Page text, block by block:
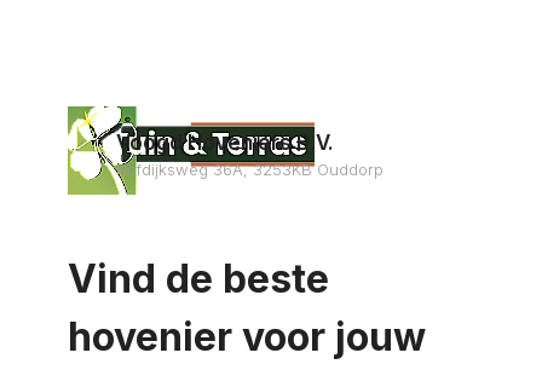
Voogd Hoveniers B.V.
Hofdijksweg 36A, 3253KB Ouddorp
Vind de beste
hovenier voor jouw